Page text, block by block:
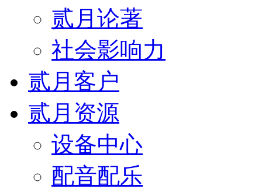
贰月论著
社会影响力
贰月客户
贰月资源
设备中心
配音配乐